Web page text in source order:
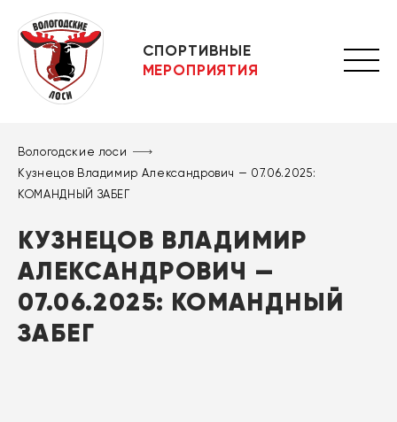
СПОРТИВНЫЕ
МЕРОПРИЯТИЯ
Вологодские лоси
Кузнецов Владимир Александрович — 07.06.2025:
КОМАНДНЫЙ ЗАБЕГ
КУЗНЕЦОВ ВЛАДИМИР
АЛЕКСАНДРОВИЧ —
07.06.2025: КОМАНДНЫЙ
ЗАБЕГ